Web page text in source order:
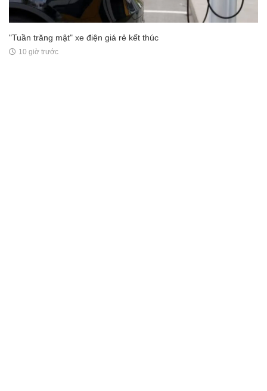
"Tuần trăng mật" xe điện giá rẻ kết thúc
10 giờ trước